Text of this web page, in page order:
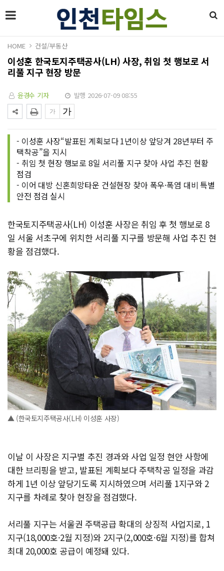
HOME 건설/부동산
이성훈 한국토지주택공사(LH) 사장, 취임 첫 행보로 서
리풀 지구 현장 방문
윤경수 기자 발행 2026-07-09 08:55
- 이성훈 사장“발표된 계획보다 1년이상 앞당겨 28년부터 주
택착공”을 지시
- 취임 첫 현장 행보로 8일 서리풀 지구 찾아 사업 추진 현황
점검
- 이어 대방 신혼희망타운 건설현장 찾아 폭우·폭염 대비 특별
안전 점검 실시
한국토지주택공사(LH) 이성훈 사장은 취임 후 첫 행보로 8
일 서울 서초구에 위치한 서리풀 지구를 방문해 사업 추진 현
황을 점검했다.
▲ (한국토지주택공사(LH) 이성훈 사장)
이날 이 사장은 지구별 추진 경과와 사업 일정 현안 사항에
대한 브리핑을 받고, 발표된 계획보다 주택착공 일정을 과감
하게 1년 이상 앞당기도록 지시하였으며 서리풀 1지구와 2
지구를 차례로 찾아 현장을 점검했다.
서리풀 지구는 서울권 주택공급 확대의 상징적 사업지로, 1
지구(18,000호·2월 지정)와 2지구(2,000호·6월 지정)를 합쳐
최대 20,000호 공급이 예정돼 있다.